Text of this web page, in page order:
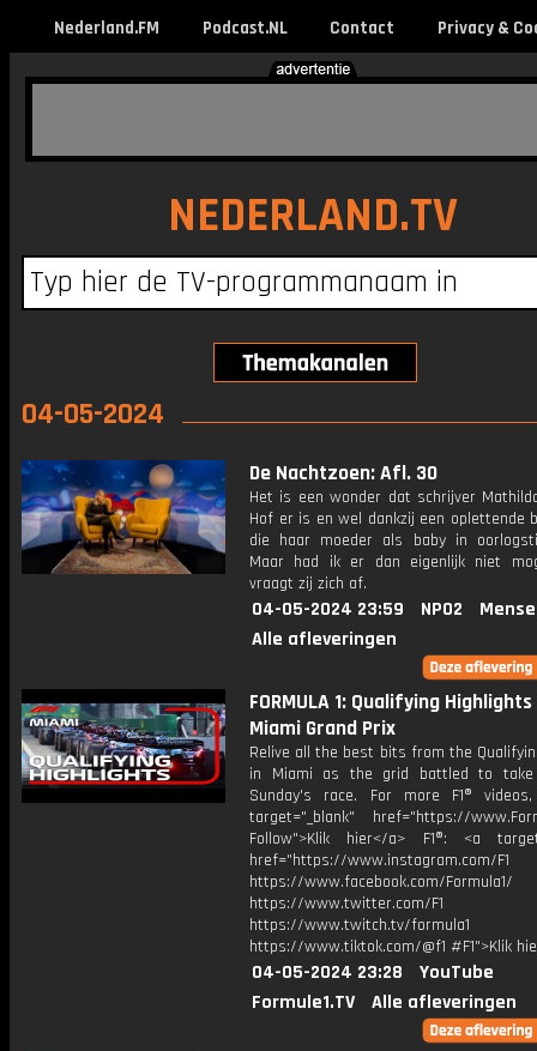
Nederland.FM Podcast.NL Contact Privacy &
NEDERLAND.TV
04-05-2024
De Nachtzoen: Afl. 30
Het is een wonder dat schrijver
Hof er is en wel dankzij een oplettende
die haar moeder als baby in
Maar had ik er dan eigenlijk niet
vraagt zij zich af.
04-05-2024 23:59 NPO2
Alle afleveringen
FORMULA 1: Qualifying
Miami Grand Prix
Relive all the best bits from the
in Miami as the grid battled to
Sunday's race. For more F1®
target="_blank" href="https://
Follow">Klik hier</a> F1®: <a
href="https://www.instagram.com/F1
https://www.facebook.com/Formula1/
https://www.twitter.com/F1
https://www.twitch.tv/formula1
https://www.tiktok.com/@f1 #F1">Klik
04-05-2024 23:28
YouTube
Formule1.TV
Alle afleveringen